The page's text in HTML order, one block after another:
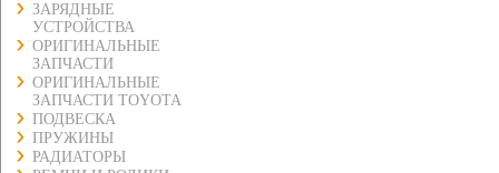
ЗАРЯДНЫЕ
УСТРОЙСТВА
ОРИГИНАЛЬНЫЕ
ЗАПЧАСТИ
ОРИГИНАЛЬНЫЕ
ЗАПЧАСТИ TOYOTA
ПОДВЕСКА
ПРУЖИНЫ
РАДИАТОРЫ